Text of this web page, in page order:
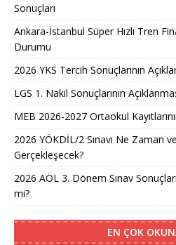
Sonuçları
Ankara-İstanbul Süper Hızlı Tren
Durumu
2026 YKS Tercih Sonuçlarının
LGS 1. Nakil Sonuçlarının
MEB 2026-2027 Ortaokul
2026 YÖKDİL/2 Sınavı Ne Zaman
Gerçekleşecek?
2026 AÖL 3. Dönem Sınav
mi?
EN ÇOK